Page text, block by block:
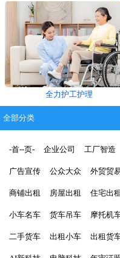
全力护工护理
全部分类
-首--页- 企业公司 工厂智造
广告宣传 公众大众 外贸贸
商铺出租 房屋出租 住宅出租
小车名车 货车吊车 摩托机
二手货车 出租小车 出租货